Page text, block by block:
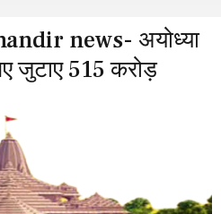
news- अयोध्या
जुटाए 515 करोड़